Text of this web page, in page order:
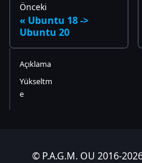
Önceki
Ubuntu 18 ->
Ubuntu 20
Açıklama
Yükseltm
e
© P.A.G.M. OU 2016-